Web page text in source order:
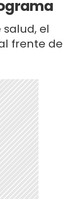
salud, el
frente de